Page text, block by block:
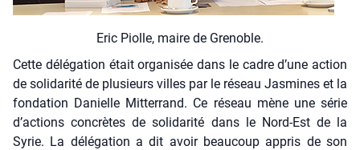
Eric Piolle, maire de Gre­noble.
Cette délé­ga­tion était orga­ni­sée dans le cadre d’une action
de soli­da­ri­té de plu­sieurs villes par le réseau Jas­mines et la
fon­da­tion Danielle Mit­ter­rand. Ce réseau mène une série
d’actions concrètes de soli­da­ri­té dans le Nord-Est de la
Syrie. La délé­ga­tion a dit avoir beau­coup appris de son